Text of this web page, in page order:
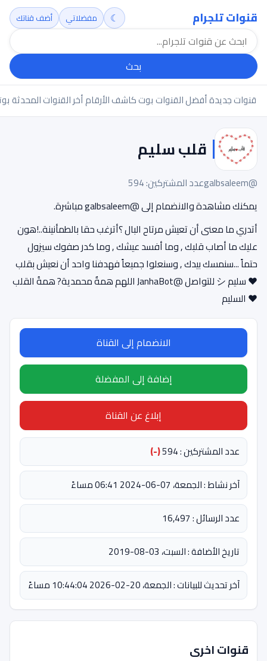
قنوات تلجرام
بحث
☾ مفضلاتي أضف قناتك
قنوات جديدةأفضل القنواتبوت كاشف الأرقامأخر القنوات المحدثة
قلب سليم
@galbsaleem
عدد المشتركين: 594
يمكنك مشاهدة والانضمام إلى @galbsaleem مباشرة.
أتدري ما معنى أن تعيش مرتاح البال ؟أترغب حقا بالطمأنينة..!هون
عليك ما أصاب قلبك , وما أفسد عيشك , وما كدر صفوك سيزول
حتماً ...سنمسك بيدك , وسنعلوا جميعاً فهدفنا واحد أن نعيش بقلب
❤ سليم シ للتواصل @JanhaBot اللهم همةٌ محمدية? همةُ القلب
❤️ السليم
الانضمام إلى القناة
إضافة إلى المفضلة
إبلاغ عن القناة
عدد المشتركين : 594
(-)
آخر نشاط : الجمعة، 07-06-2024 06:41 مساءً
عدد الرسائل : 16,497
تاريخ الأضافة : السبت، 03-08-2019
آخر تحديث للبيانات : الجمعة، 20-02-2026 10:44:04 مساءً
قنوات اخرى